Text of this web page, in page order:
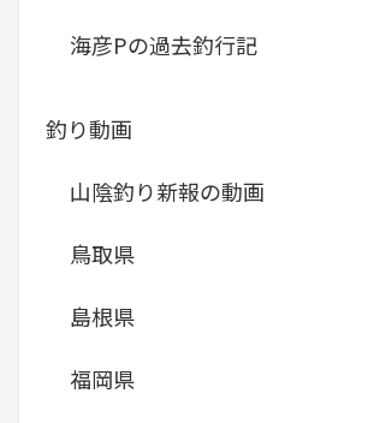
海彦Pの過去釣行記
釣り動画
山陰釣り新報の動画
鳥取県
島根県
福岡県